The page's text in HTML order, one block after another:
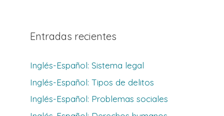
Entradas recientes
Inglés-Español: Sistema legal
Inglés-Español: Tipos de delitos
Inglés-Español: Problemas sociales